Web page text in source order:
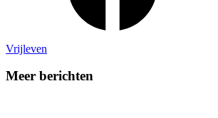
Vrijleven
Meer berichten